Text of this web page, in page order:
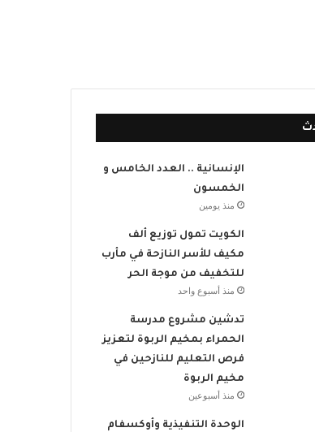
الإنسانية .. العدد الخامس و
الخمسون
منذ يومين
الكويت تمول توزيع ألف
مكيف للأسر النازحة في مأرب
للتخفيف من موجة الحر
منذ أسبوع واحد
تدشين مشروع مدرسة
الحمراء بمخيم الربوة لتعزيز
فرص التعليم للنازحين في
مخيم الربوة
منذ أسبوعين
الوحدة التنفيذية وأوكسفام